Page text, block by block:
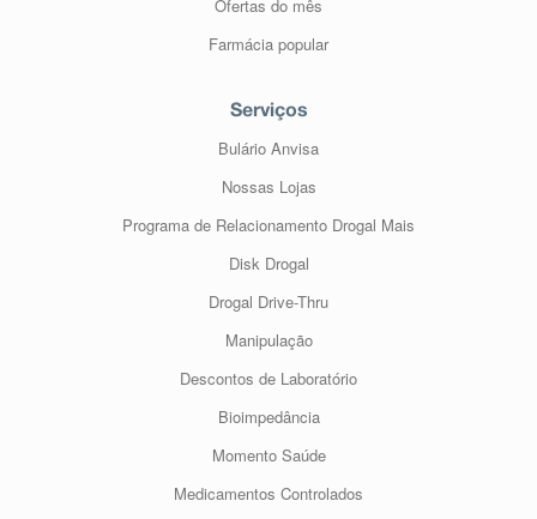
Ofertas do mês
Farmácia popular
Serviços
Bulário Anvisa
Nossas Lojas
Programa de Relacionamento Drogal Mais
Disk Drogal
Drogal Drive-Thru
Manipulação
Descontos de Laboratório
Bioimpedância
Momento Saúde
Medicamentos Controlados